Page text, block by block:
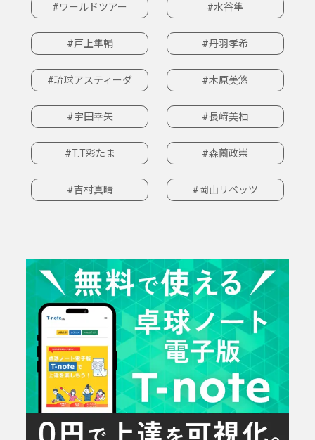
#ワールドツアー #水谷隼
#戸上隼輔 #丹羽孝希
#琉球アスティーダ #木原美悠
#宇田幸矢 #長﨑美柚
#T.T彩たま #森薗政崇
#吉村真晴 #岡山リベッツ